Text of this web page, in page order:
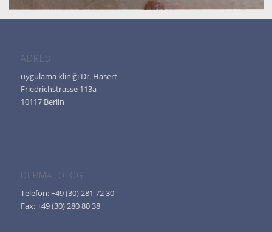
ADRES
uygulama kliniği Dr. Hasert
Friedrichstrasse 113a
10117 Berlin
DERMATOLOG
Telefon: +49 (30) 281 72 30
Fax: +49 (30) 280 80 38